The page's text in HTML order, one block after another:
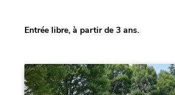
Entrée libre, à partir de 3 ans.